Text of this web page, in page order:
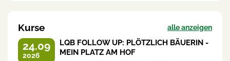
Kurse alle anzeigen
24.09
2026
LQB FOLLOW UP: PLÖTZLICH BÄUERIN -
MEIN PLATZ AM HOF